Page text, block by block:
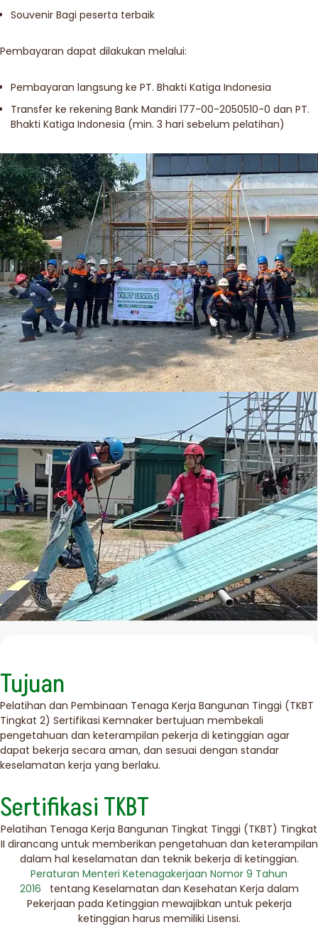
Souvenir Bagi peserta terbaik
Pembayaran dapat dilakukan melalui:
Pembayaran langsung ke PT. Bhakti Katiga Indonesia
Transfer ke rekening Bank Mandiri 177-00-2050510-0 dan PT.
Bhakti Katiga Indonesia (min. 3 hari sebelum pelatihan)
Tujuan
Pelatihan dan Pembinaan Tenaga Kerja Bangunan Tinggi (TKBT
Tingkat 2) Sertifikasi Kemnaker bertujuan membekali
pengetahuan dan keterampilan pekerja di ketinggian agar
dapat bekerja secara aman, dan sesuai dengan standar
keselamatan kerja yang berlaku.
Sertifikasi TKBT
Pelatihan Tenaga Kerja Bangunan Tingkat Tinggi (TKBT) Tingkat
II dirancang untuk memberikan pengetahuan dan keterampilan
dalam hal keselamatan dan teknik bekerja di ketinggian.
Peraturan Menteri Ketenagakerjaan Nomor 9 Tahun
2016
tentang Keselamatan dan Kesehatan Kerja dalam
Pekerjaan pada Ketinggian mewajibkan untuk pekerja
ketinggian harus memiliki Lisensi.